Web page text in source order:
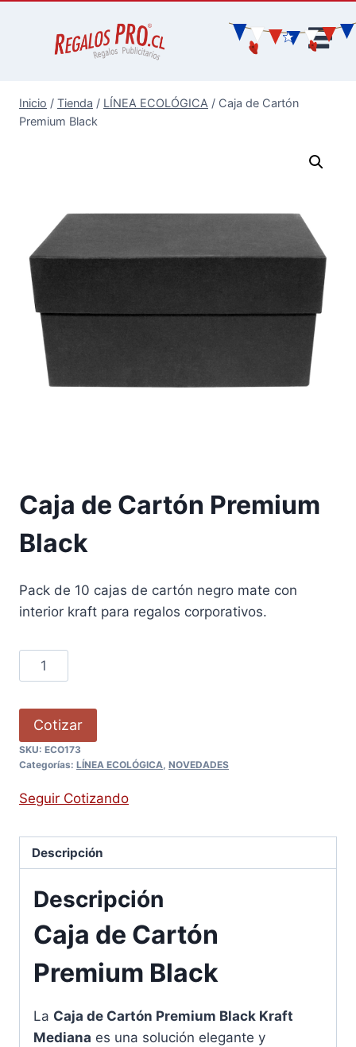
Inicio / Tienda / LÍNEA ECOLÓGICA / Caja de Cartón
Premium Black
Caja de Cartón Premium
Black
Pack de 10 cajas de cartón negro mate con
interior kraft para regalos corporativos.
Cotizar
SKU: ECO173
Categorías: LÍNEA ECOLÓGICA, NOVEDADES
Seguir Cotizando
Descripción
Descripción
Caja de Cartón
Premium Black
La Caja de Cartón Premium Black Kraft
Mediana es una solución elegante y